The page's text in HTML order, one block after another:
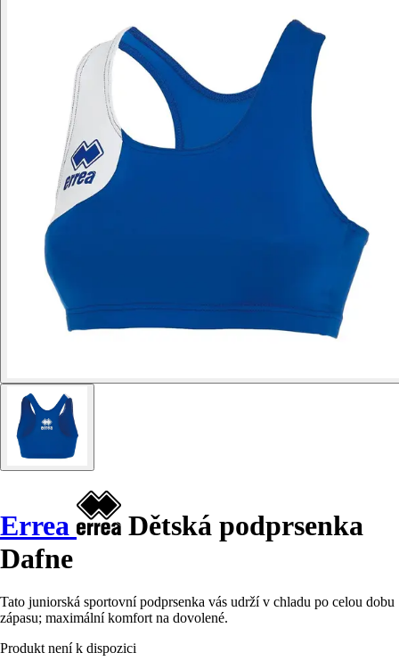
Errea
Dětská podprsenka
Dafne
Tato juniorská sportovní podprsenka vás udrží v chladu po celou dobu
zápasu; maximální komfort na dovolené.
Produkt není k dispozici